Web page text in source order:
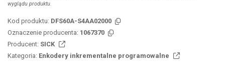
wyglądu produktu.
Kod produktu: DFS60A-S4AA02000
Oznaczenie producenta: 1067370
Producent: SICK
Kategoria: Enkodery inkrementalne programowalne